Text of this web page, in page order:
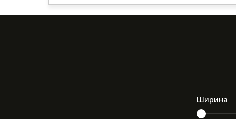
Ширина